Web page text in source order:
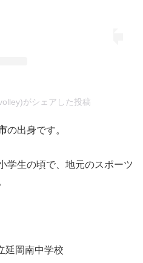
がシェアした投稿
の出身です。
学生の頃で、地元のスポーツ
延岡南中学校